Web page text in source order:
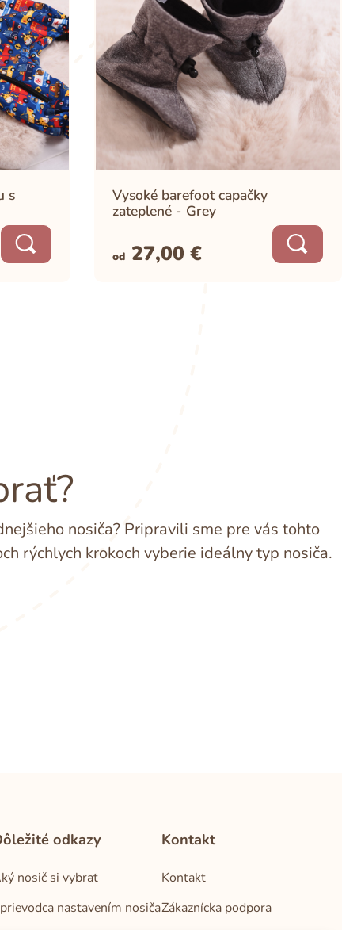
s
Vysoké barefoot capačky
zateplené - Grey
od 27,00€
nosiča? Pripravili sme pre vás tohto
rýchlych krokoch vyberie ideálny typ nosiča.
odkazy
nosič si vybrať
nastavením nosiča
Kontakt
Kontakt
Zákaznícka podpora